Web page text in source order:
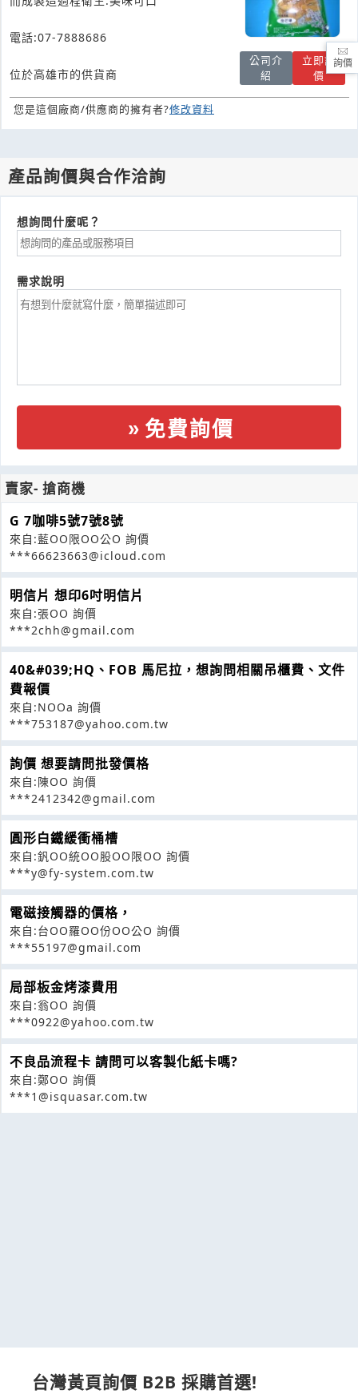
電話:07-7888686
位於高雄市的供貨商
公司介
紹
立即詢
價
您是這個廠商/供應商的擁有者?修改資料
產品詢價與合作洽詢
想詢問什麼呢？
需求說明
免費詢價
賣家- 搶商機
G 7咖啡5號7號8號
來自:藍OO限OO公O 詢價
***66623663@icloud.com
明信片 想印6吋明信片
來自:張OO 詢價
***2chh@gmail.com
40&#039;HQ、FOB 馬尼拉，想詢問相關吊櫃費、文件
費報價
來自:NOOa 詢價
***753187@yahoo.com.tw
詢價 想要請問批發價格
來自:陳OO 詢價
***2412342@gmail.com
圓形白鐵緩衝桶槽
來自:釩OO統OO股OO限OO 詢價
***y@fy-system.com.tw
電磁接觸器的價格，
來自:台OO羅OO份OO公O 詢價
***55197@gmail.com
局部板金烤漆費用
來自:翁OO 詢價
***0922@yahoo.com.tw
不良品流程卡 請問可以客製化紙卡嗎?
來自:鄭OO 詢價
***1@isquasar.com.tw
台灣黃頁詢價 B2B 採購首選!
詢價